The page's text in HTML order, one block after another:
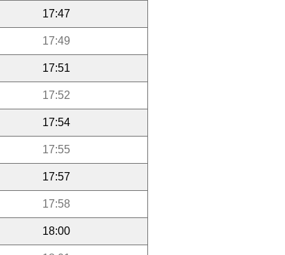
17:47
17:49
17:51
17:52
17:54
17:55
17:57
17:58
18:00